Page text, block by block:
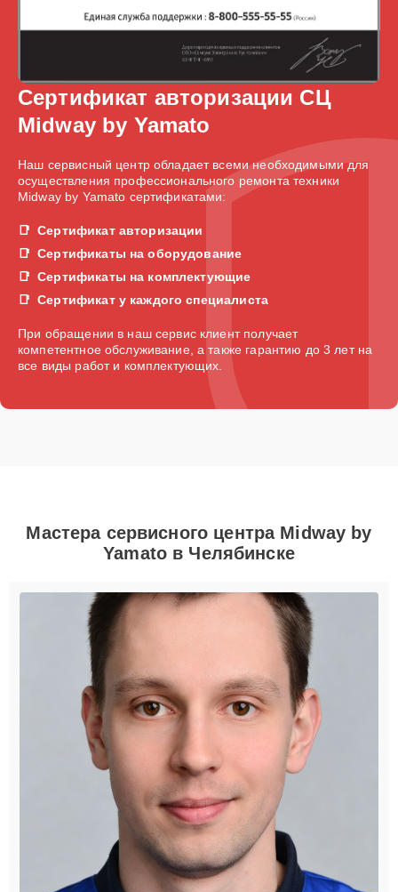
Сертификат авторизации СЦ
Midway by Yamato
Наш сервисный центр обладает всеми необходимыми для
осуществления профессионального ремонта техники
Midway by Yamato сертификатами:
Сертификат авторизации
Сертификаты на оборудование
Сертификаты на комплектующие
Сертификат у каждого специалиста
При обращении в наш сервис клиент получает
компетентное обслуживание, а также гарантию до 3 лет на
все виды работ и комплектующих.
Мастера сервисного центра Midway by
Yamato в Челябинске